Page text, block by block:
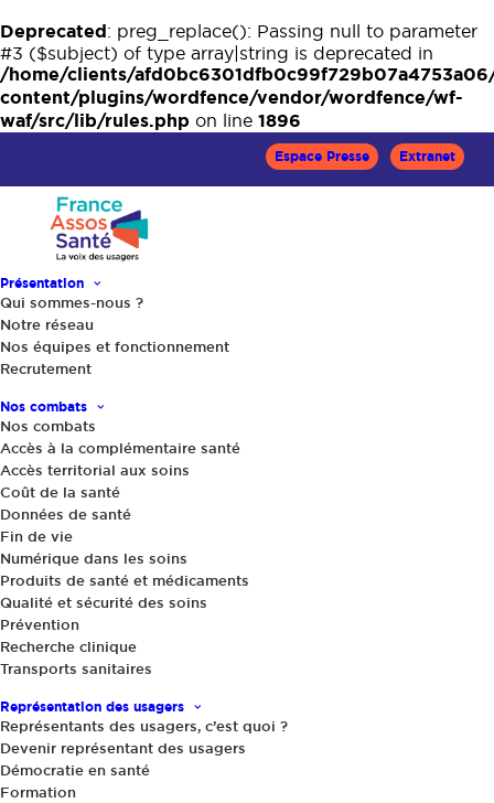
Deprecated: preg_replace(): Passing null to parameter
#3 ($subject) of type array|string is deprecated in
/home/clients/
content/plugins/wordfence/vendor/wordfence/wf-
waf/src/lib/rules.php on line 1896
Espace Presse Extranet
Présentation
Qui sommes-nous ?
Notre réseau
Nos équipes et fonctionnement
Recrutement
Nos combats
Nos combats
Accès à la complémentaire santé
Accès territorial aux soins
Coût de la santé
Données de santé
Fin de vie
Numérique dans les soins
Produits de santé et médicaments
Qualité et sécurité des soins
Prévention
Recherche clinique
Transports sanitaires
Représentation des usagers
Représentants des usagers, c’est quoi ?
Devenir représentant des usagers
Démocratie en santé
Formation
RU en Comité de
protection des
personnes (CPP)
9 août 2026 | By
Représentant(e) des usagers dans un Comité
de protection des personnes, je dois y étudier
les dossiers de recherche impliquant la
personne humaine (RIPH) pour la protection
des participants, et la pertinence des projets.
Mais comment le faire à bon escient ? Je
souhaite apprendre à lire les protocoles et les
documents d’information et consentement